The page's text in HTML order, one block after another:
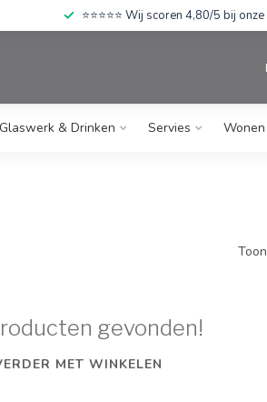
⭐⭐⭐⭐⭐ Wij scoren 4,80/5 bij
Glaswerk & Drinken Servies Wonen
gevonden!
MET WINKELEN